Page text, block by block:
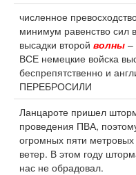
численное
минимум равенство сил
высадки второй волны –
ВСЕ немецкие войска
беспрепятственно и
ПЕРЕБРОСИЛИ
Ланцароте пришел
проведения ПВА,
огромных пяти метровых
ветер. В этом году
нас не обрадовал.